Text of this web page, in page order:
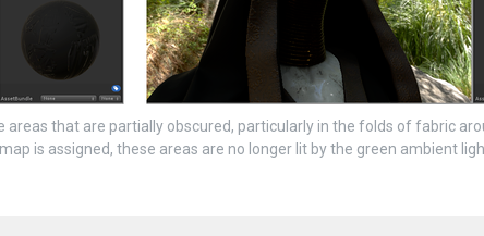
that are partially obscured, particularly in the folds of fabric
is assigned, these areas are no longer lit by the green ambient